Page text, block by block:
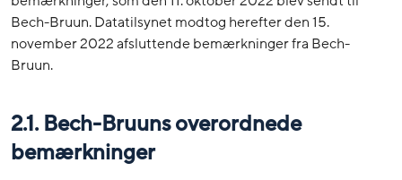
Bech-Bruun. Datatilsynet modtog herefter den 15.
november 2022 afsluttende bemærkninger fra Bech-
Bruun.
2.1. Bech-Bruuns overordnede
bemærkninger